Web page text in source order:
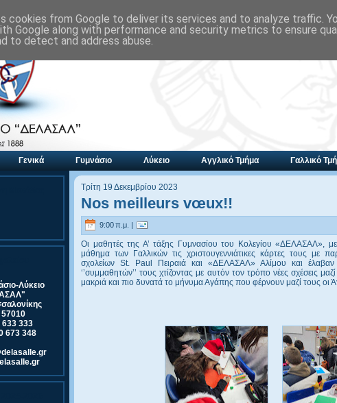
Γενικά Γυμνάσιο Λύκειο Αγγλικό Τμήμα Γαλλικό
Λύκειο
57010
633 333
673 348
Τρίτη 19 Δεκεμβρίου 2023
Nos meilleurs vœux!!
9:00 π.μ. |
Οι μαθητές της Α’ τάξης Γυμνασίου του Κολεγίου «ΔΕΛΑΣΑΛ»,
μάθημα των Γαλλικών τις χριστουγεννιάτικες κάρτες τους με
σχολείων St. Paul Πειραιά και «ΔΕΛΑΣΑΛ» Αλίμου και
‘’συμμαθητών’’ τους χτίζοντας με αυτόν τον τρόπο νέες σχέσεις
μακριά και πιο δυνατά το μήνυμα Αγάπης που φέρνουν μαζί τους οι
cookies from Google to deliver its services and to analyze traffic.
Google along with performance and security metrics to ensure
to detect and address abuse.